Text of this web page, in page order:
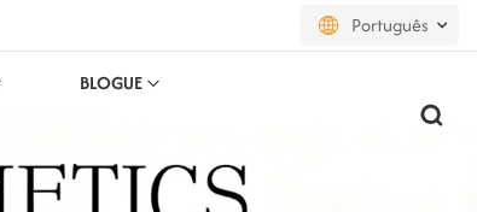
Português
BLOGUE